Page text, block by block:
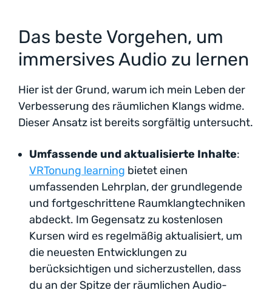
Das beste Vorgehen, um
immersives Audio zu lernen
Hier ist der Grund, warum ich mein Leben der
Verbesserung des räumlichen Klangs widme.
Dieser Ansatz ist bereits sorgfältig untersucht.
Umfassende und aktualisierte Inhalte:
VRTonung learning bietet einen
umfassenden Lehrplan, der grundlegende
und fortgeschrittene Raumklangtechniken
abdeckt. Im Gegensatz zu kostenlosen
Kursen wird es regelmäßig aktualisiert, um
die neuesten Entwicklungen zu
berücksichtigen und sicherzustellen, dass
du an der Spitze der räumlichen Audio-